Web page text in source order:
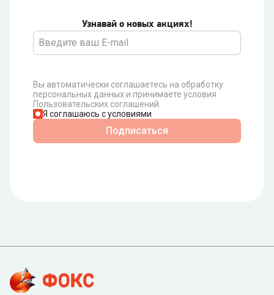
Узнавай о новых акциях!
Вы автоматически соглашаетесь на обработку
персональных данных и принимаете условия
Пользовательских соглашений
Я соглашаюсь с условиями
Подписаться